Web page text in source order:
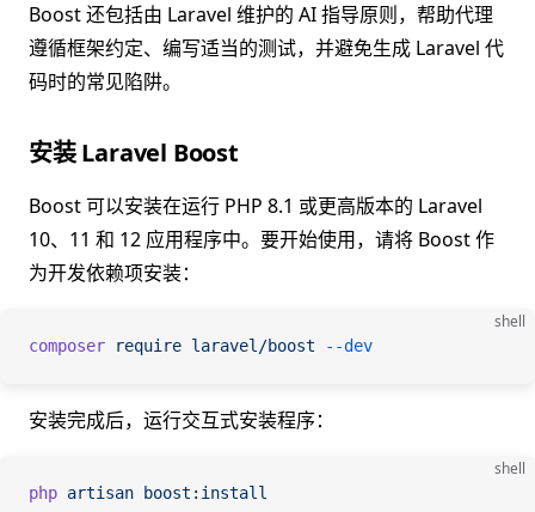
Boost 还包括由 Laravel 维护的 AI 指导原则，帮助代理
遵循框架约定、编写适当的测试，并避免生成 Laravel 代
码时的常见陷阱。
安装 Laravel Boost
Boost 可以安装在运行 PHP 8.1 或更高版本的 Laravel
10、11 和 12 应用程序中。要开始使用，请将 Boost 作
为开发依赖项安装：
shell
composer require laravel/boost --dev
安装完成后，运行交互式安装程序：
shell
php artisan boost:install